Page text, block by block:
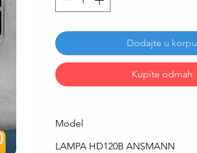
Dodajte u korpu
Kupite odmah
Model
LAMPA HD120B ANSMANN